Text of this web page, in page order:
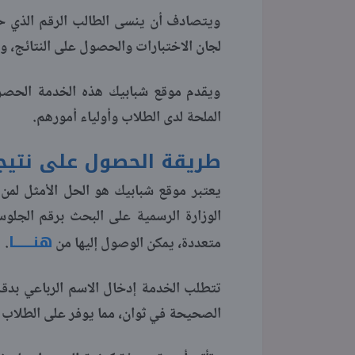
ويتصادف أن ينسى الطالب الرقم الذي
لجان الاختبارات والحصول على
ويقدم موقع شبابيك هذه الخدمة
الملحة لدى الطلاب وأولياء أمورهم.
طريقة الحصول على
يعتبر موقع شبابيك هو الحل الأمثل
الوزارة الرسمية على البحث برقم
متعددة، يمكن الوصول إليها منهنــــــا.
تتطلب الخدمة إدخال الاسم الرباعي
الصحيحة في ثوان، مما يوفر على